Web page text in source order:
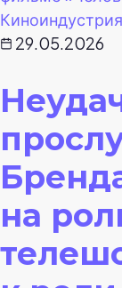
Киноиндустрия
29.05.2026
на